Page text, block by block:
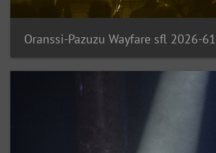
Oranssi-Pazuzu Wayfare sfl 2026-61